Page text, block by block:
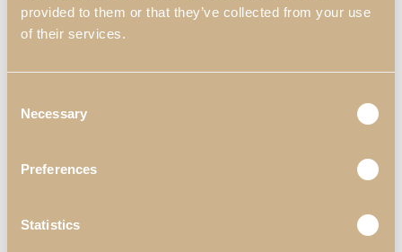
provided to them or that they’ve collected from your use
of their services.
Selection
Necessary
Preferences
Statistics